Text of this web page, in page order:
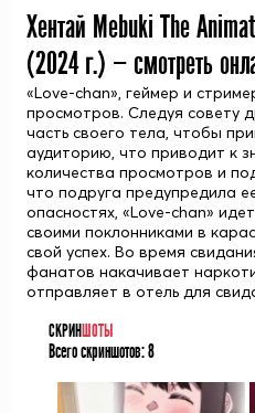
Хентай Mebuki The
(2024г.) — смотреть
«Love-chan», геймер и
просмотров. Следуя совету
часть своего тела, чтобы
аудиторию, что приводит к
количества просмотров и
что подруга предупредила
опасностях, «Love-chan»
своими поклонниками в
свой успех. Во время
фанатов накачивает
отправляет в отель для
СКРИН ШОТЫ
Всего скриншотов:8